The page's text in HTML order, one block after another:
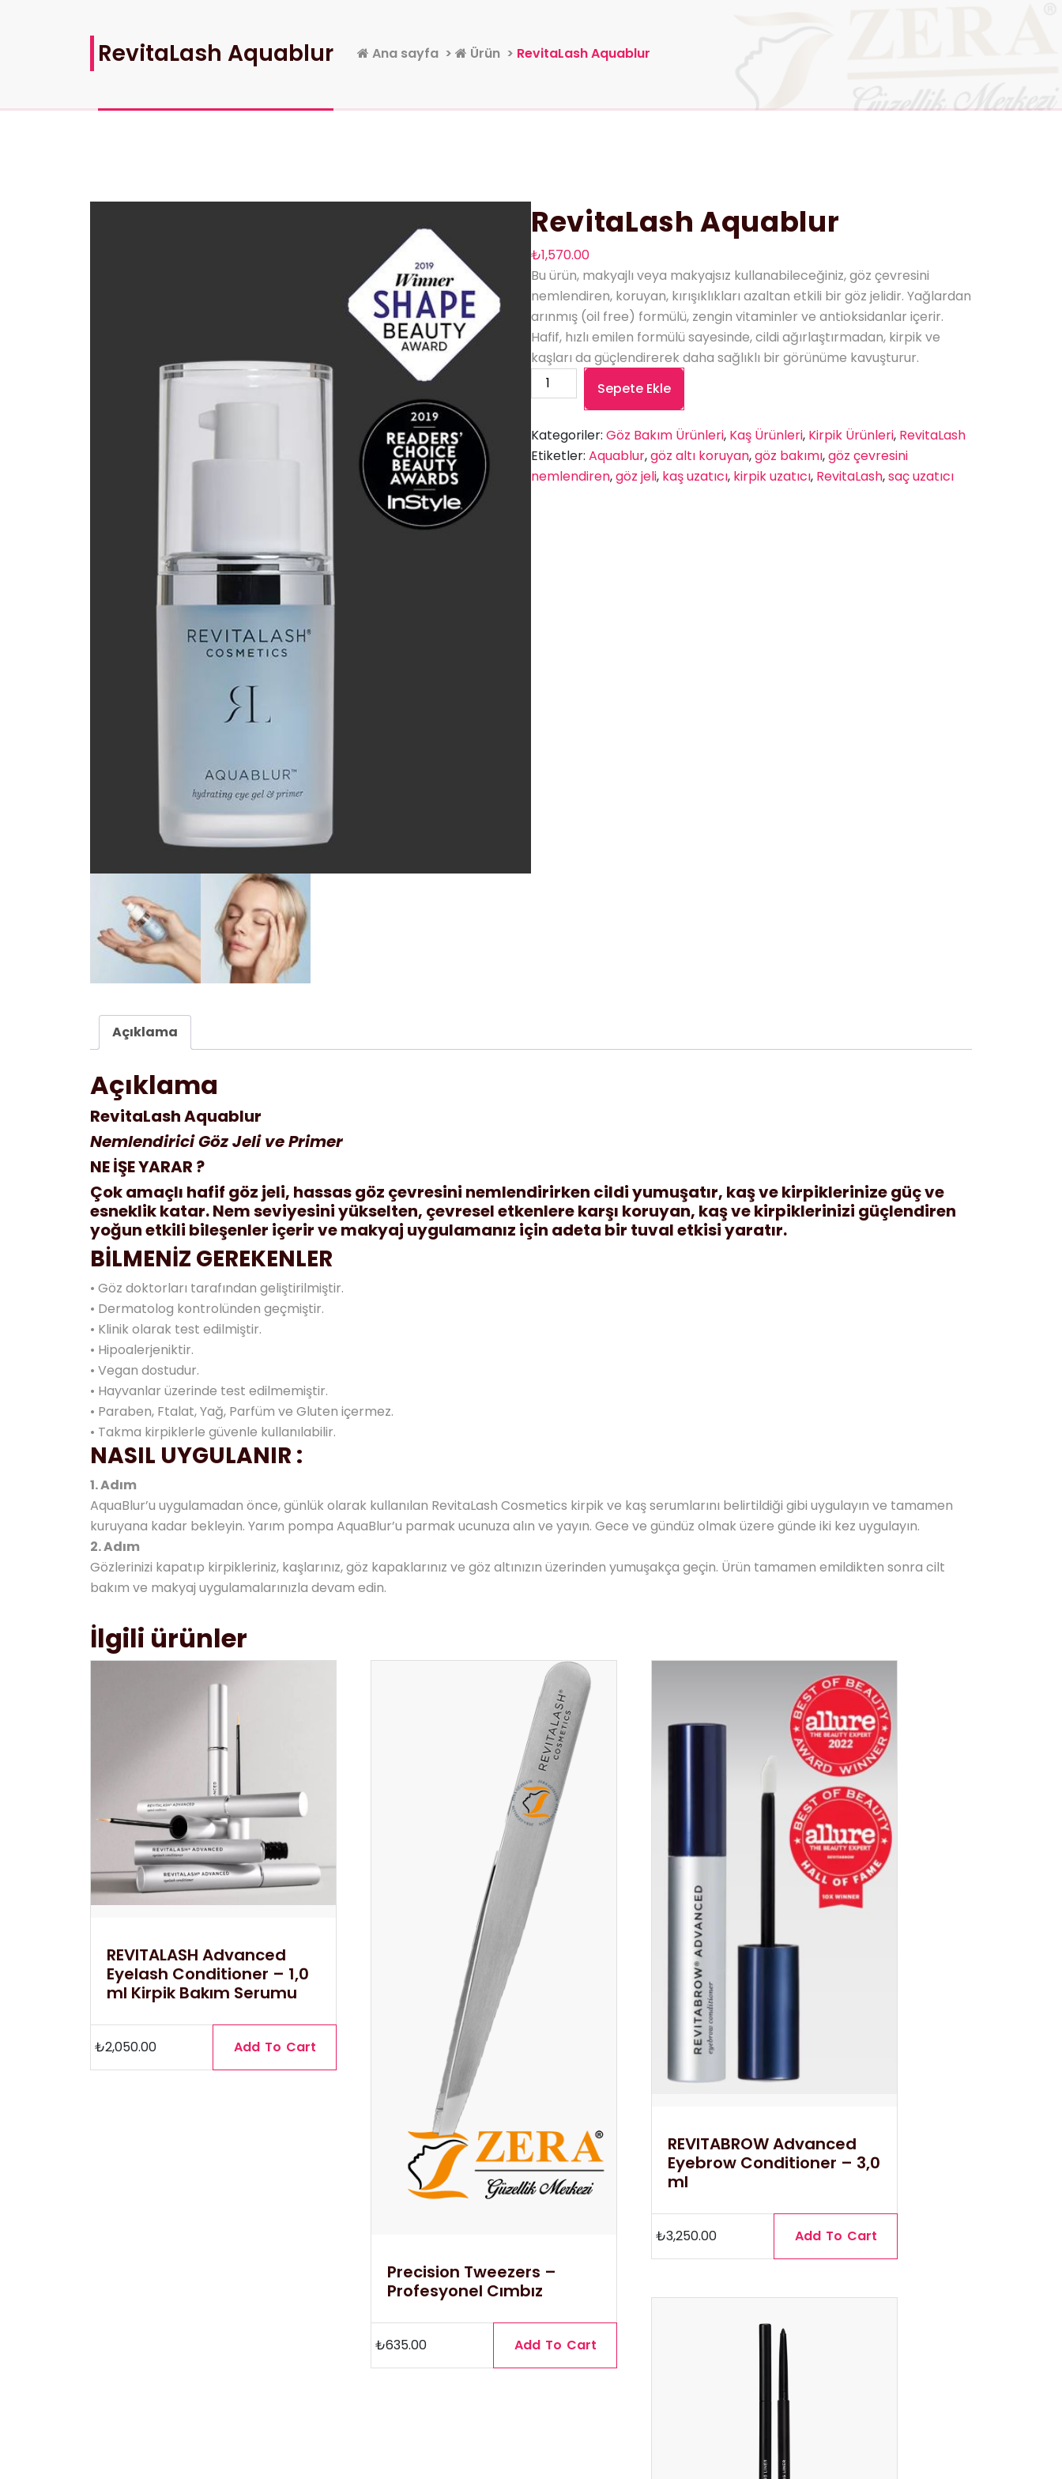
RevitaLash Aquablur Ana sayfa > Ürün > RevitaLash Aquablur
RevitaLash Aquablur
₺1,570.00
Bu ürün, makyajlı veya makyajsız kullanabileceğiniz, göz çevresini
nemlendiren, koruyan, kırışıklıkları azaltan etkili bir göz jelidir. Yağlardan
arınmış (oil free) formülü, zengin vitaminler ve antioksidanlar içerir.
Hafif, hızlı emilen formülü sayesinde, cildi ağırlaştırmadan, kirpik ve
kaşları da güçlendirerek daha sağlıklı bir görünüme kavuşturur.
RevitaLash
Aquablur
Sepete Ekle
Kategoriler: Göz Bakım Ürünleri, Kaş Ürünleri, Kirpik Ürünleri, RevitaLash
Etiketler: Aquablur,göz altı koruyan,göz bakımı,göz çevresini
nemlendiren,göz jeli, kaş uzatıcı, kirpik uzatıcı, RevitaLash,saç uzatıcı
Açıklama
Açıklama
RevitaLash Aquablur
Nemlendirici Göz Jeli ve Primer
NE İŞE YARAR ?
Çok amaçlı hafif göz jeli, hassas göz çevresini nemlendirirken cildi yumuşatır, kaş ve kirpiklerinize güç ve
esneklik katar. Nem seviyesini yükselten, çevresel etkenlere karşı koruyan, kaş ve kirpiklerinizi güçlendiren
yoğun etkili bileşenler içerir ve makyaj uygulamanız için adeta bir tuval etkisi yaratır.
BİLMENİZ GEREKENLER
• Göz doktorları tarafından geliştirilmiştir.
• Dermatolog kontrolünden geçmiştir.
• Klinik olarak test edilmiştir.
• Hipoalerjeniktir.
• Vegan dostudur.
• Hayvanlar üzerinde test edilmemiştir.
• Paraben, Ftalat, Yağ, Parfüm ve Gluten içermez.
• Takma kirpiklerle güvenle kullanılabilir.
NASIL UYGULANIR :
1. Adım
AquaBlur’u uygulamadan önce, günlük olarak kullanılan RevitaLash Cosmetics kirpik ve kaş serumlarını belirtildiği gibi uygulayın ve tamamen
kuruyana kadar bekleyin. Yarım pompa AquaBlur’u parmak ucunuza alın ve yayın. Gece ve gündüz olmak üzere günde iki kez uygulayın.
2. Adım
Gözlerinizi kapatıp kirpikleriniz, kaşlarınız, göz kapaklarınız ve göz altınızın üzerinden yumuşakça geçin. Ürün tamamen emildikten sonra cilt
bakım ve makyaj uygulamalarınızla devam edin.
İlgili ürünler
REVITALASH Advanced
Eyelash Conditioner – 1,0
ml Kirpik Bakım Serumu
₺2,050.00 Add To Cart
Precision Tweezers –
Profesyonel Cımbız
₺635.00 Add To Cart
REVITABROW Advanced
Eyebrow Conditioner – 3,0
ml
₺3,250.00 Add To Cart